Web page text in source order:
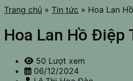
Trang chủ » Tin tức » Hoa Lan
Hoa Lan Hồ Điệp
50 Lượt xem
06/12/2024